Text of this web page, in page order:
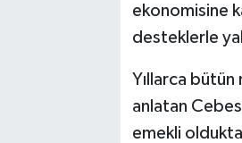
ekonomisine
desteklerle
Yıllarca bütün
anlatan
emekli